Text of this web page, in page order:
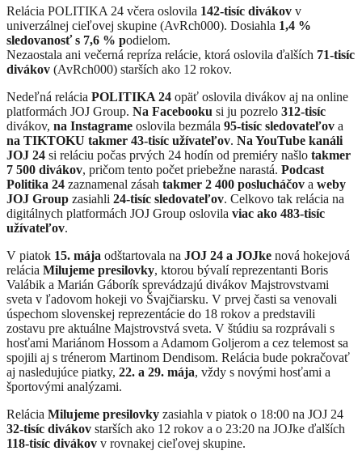
Relácia POLITIKA 24 včera oslovila 142-tisíc divákov v
univerzálnej cieľovej skupine (AvRch000). Dosiahla 1,4 %
sledovanosť s 7,6 % podielom.
Nezaostala ani večerná repríza relácie, ktorá oslovila ďalších 71-tisíc
divákov (AvRch000) starších ako 12 rokov.
Nedeľná relácia POLITIKA 24 opäť oslovila divákov aj na online
platformách JOJ Group. Na Facebooku si ju pozrelo 312-tisíc
divákov, na Instagrame oslovila bezmála 95-tisíc sledovateľov a
na TIKTOKU takmer 43-tisíc užívateľov. Na YouTube kanáli
JOJ 24 si reláciu počas prvých 24 hodín od premiéry našlo takmer
7 500 divákov, pričom tento počet priebežne narastá. Podcast
Politika 24 zaznamenal zásah takmer 2 400 poslucháčov a weby
JOJ Group zasiahli 24-tisíc sledovateľov. Celkovo tak relácia na
digitálnych platformách JOJ Group oslovila viac ako 483-tisíc
užívateľov.
V piatok 15. mája odštartovala na JOJ 24 a JOJke nová hokejová
relácia Milujeme presilovky, ktorou bývalí reprezentanti Boris
Valábik a Marián Gáborík sprevádzajú divákov Majstrovstvami
sveta v ľadovom hokeji vo Švajčiarsku. V prvej časti sa venovali
úspechom slovenskej reprezentácie do 18 rokov a predstavili
zostavu pre aktuálne Majstrovstvá sveta. V štúdiu sa rozprávali s
hosťami Mariánom Hossom a Adamom Goljerom a cez telemost sa
spojili aj s trénerom Martinom Dendisom. Relácia bude pokračovať
aj nasledujúce piatky, 22. a 29. mája, vždy s novými hosťami a
športovými analýzami.
Relácia Milujeme presilovky zasiahla v piatok o 18:00 na JOJ 24
32-tisíc divákov starších ako 12 rokov a o 23:20 na JOJke ďalších
118-tisíc divákov v rovnakej cieľovej skupine.